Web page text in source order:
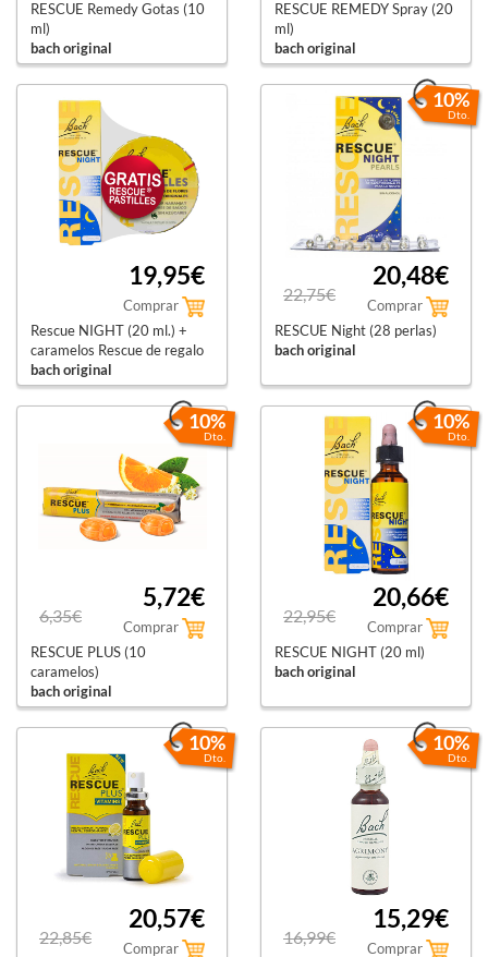
RESCUE Remedy Gotas (10
ml)
bach original
RESCUE REMEDY Spray (20
ml)
bach original
19,95€
Comprar
Rescue NIGHT (20 ml.) +
caramelos Rescue de regalo
bach original
10%
Dto.
22,75€
20,48€
Comprar
RESCUE Night (28 perlas)
bach original
10%
Dto.
6,35€
5,72€
Comprar
RESCUE PLUS (10
caramelos)
bach original
10%
Dto.
22,95€
20,66€
Comprar
RESCUE NIGHT (20 ml)
bach original
10%
Dto.
22,85€
20,57€
Comprar
10%
Dto.
16,99€
15,29€
Comprar